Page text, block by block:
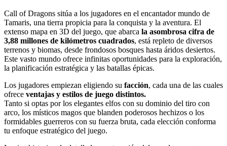
Call of Dragons sitúa a los jugadores en el encantador mundo de
Tamaris, una tierra propicia para la conquista y la aventura. El
extenso mapa en 3D del juego, que abarca la asombrosa cifra de
3,88 millones de kilómetros cuadrados, está repleto de diversos
terrenos y biomas, desde frondosos bosques hasta áridos desiertos.
Este vasto mundo ofrece infinitas oportunidades para la exploración,
la planificación estratégica y las batallas épicas.
Los jugadores empiezan eligiendo su facción, cada una de las cuales
ofrece ventajas y estilos de juego distintos.
Tanto si optas por los elegantes elfos con su dominio del tiro con
arco, los místicos magos que blanden poderosos hechizos o los
formidables guerreros con su fuerza bruta, cada elección conforma
tu enfoque estratégico del juego.